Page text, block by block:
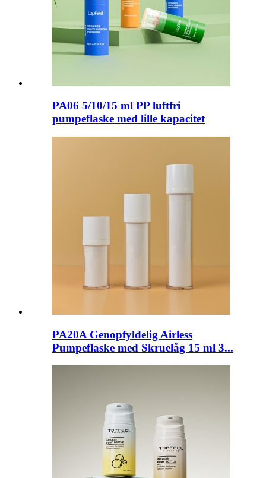
PA06 5/10/15 ml PP luftfri
pumpeflaske med lille kapacitet
PA20A Genopfyldelig Airless
Pumpeflaske med Skruelåg 15 ml 3...